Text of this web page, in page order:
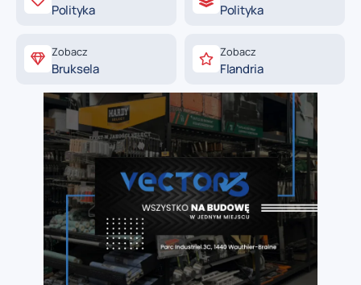
Polityka Polityka
Zobacz
Bruksela
Zobacz
Flandria